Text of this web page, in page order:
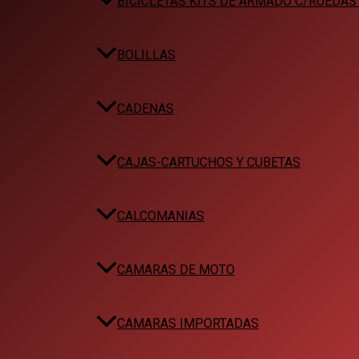
BOLILLAS
CADENAS
CAJAS-CARTUCHOS Y CUBETAS
CALCOMANIAS
CAMARAS DE MOTO
CAMARAS IMPORTADAS